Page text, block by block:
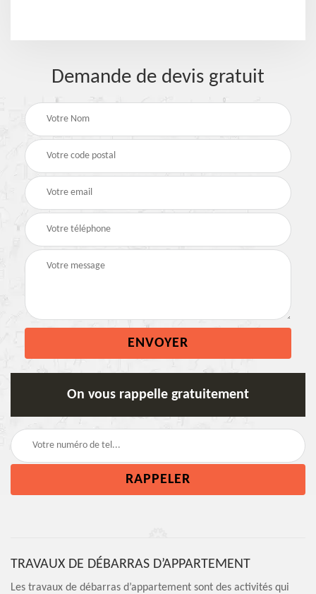
Demande de devis gratuit
On vous rappelle gratuitement
TRAVAUX DE DÉBARRAS D’APPARTEMENT
Les travaux de débarras d’appartement sont des activités qui